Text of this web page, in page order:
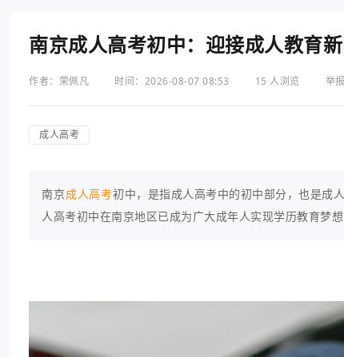
南京成人高考初中：迎接成人教育
作者：荣佩凡 时间：2026-08-07 08:53 15 人浏览 举报
成人高考
南京成人高考初中，是指成人高考中的初中部分，也是成
人高考初中在南京地区已成为广大成年人实现学历教育梦想